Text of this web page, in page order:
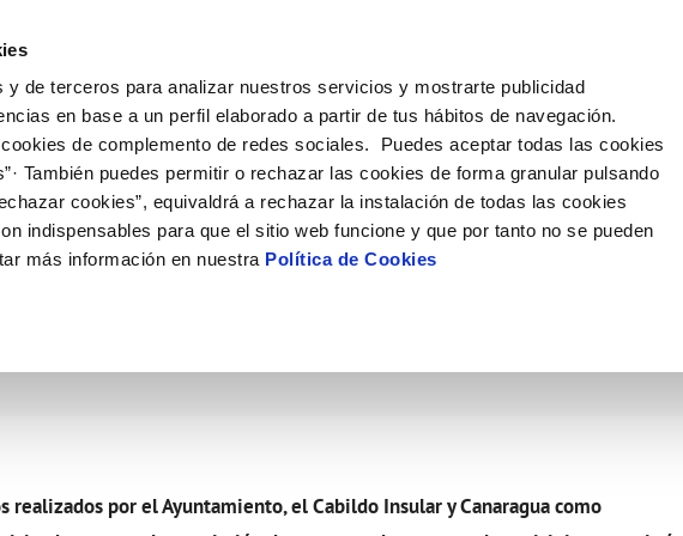
y de terceros para analizar nuestros servicios y mostrarte publicidad
en base a un perfil elaborado a partir de tus hábitos de navegación.
de complemento de redes sociales. Puedes aceptar todas las cookies
También puedes permitir o rechazar las cookies de forma granular pulsando
cookies”, equivaldrá a rechazar la instalación de todas las cookies
indispensables para que el sitio web funcione y que por tanto no se pueden
más información en nuestra Política de Cookies
de titular
de suministro
MODIFICACIÓN DE DATOS
Actualizar datos bancarios
Actualizar datos de domicilio
Tu Servicio
AL CLIENTE
contacto
COMPROMISO DE SERVICIO
Carta de compromisos
Customer Counsel (Defensa del cliente)
Tu Agua
del agua
CUIDADOS DEL AGUA
Consejos de ahorro
Depósitos de reserva
Conócenos
DE GESTIÓN Y CERTIFICADOS
Nuestros compromisos
de agua de máxima calidad.
realizados por el Ayuntamiento, el Cabildo Insular y Canaragua como